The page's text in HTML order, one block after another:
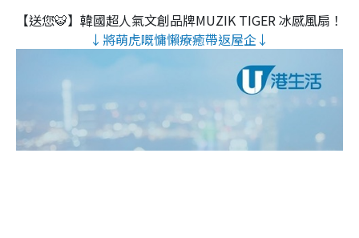
【送您🐯】韓國超人氣文創品牌MUZIK TIGER 冰感風扇！
↓將萌虎嘅慵懶療癒帶返屋企↓